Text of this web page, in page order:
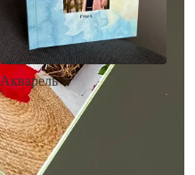
Акварель
• Декор в стиле
акварельных красок
• Выбор цвета фона
• Загрузка фото и текста